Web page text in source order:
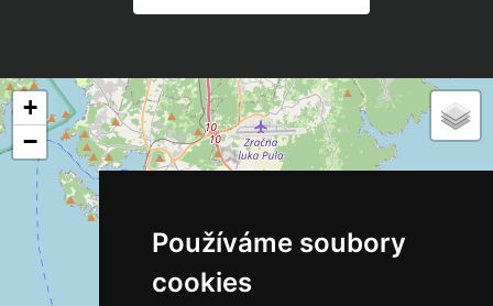
Používáme soubory
cookies
+
−